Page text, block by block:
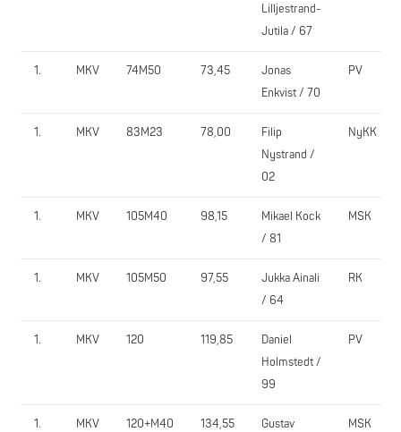
Lilljestrand-
Jutila / 67
1. MKV 74M50 73,45
Jonas
Enkvist / 70
PV
1. MKV 83M23 78,00
Filip
Nystrand /
02
NyKK
1. MKV 105M40 98,15
Mikael Kock
/ 81
MSK
1. MKV 105M50 97,55
Jukka Ainali
/ 64
RK
1. MKV 120 119,85
Daniel
Holmstedt /
99
PV
1. MKV 120+M40 134,55
Gustav
MSK